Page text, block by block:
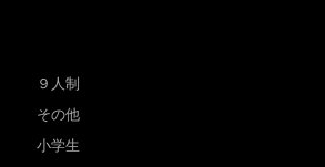
９人制
その他
小学生